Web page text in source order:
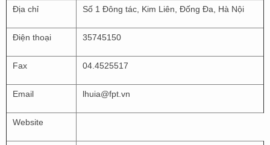
Địa chỉ Số 1 Đông tác, Kim Liên, Đống Đa, Hà Nội
Điện thoại 35745150
Fax 04.4525517
Email lhuia@fpt.vn
Website